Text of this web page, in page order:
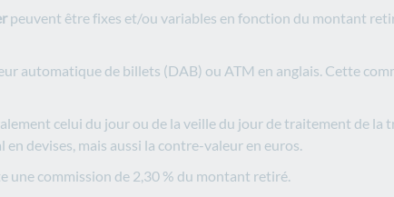
peuvent être fixes et/ou variables en fonction du montant
automatique de billets (DAB) ou ATM en anglais. Cette
celui du jour ou de la veille du jour de traitement de
devises, mais aussi la contre-valeur en euros.
une commission de 2,30 % du montant retiré.